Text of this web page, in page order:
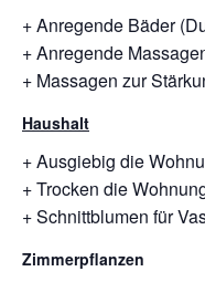
+ Anregende Bäder
+ Anregende
+ Massagen zur
Haushalt
+ Ausgiebig die
+ Trocken die
+ Schnittblumen für
Zimmerpflanzen